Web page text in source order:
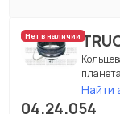
Нет в наличии
Найти
04.24.054